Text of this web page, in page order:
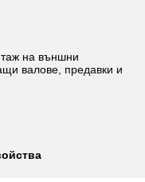
на външни
валове, предавки и